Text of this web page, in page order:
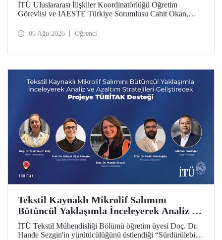
İTÜ Uluslararası İlişkiler Koordinatörlüğü Öğretim
Görevlisi ve IAESTE Türkiye Sorumlusu Cahit Okan,
Temmuz tarihlerinde ABD’de dünyanın önde gelen
06 Ağu 2026 Öğrenci
Tekstil Kaynaklı Mikrolif Salımını
Bütüncül Yaklaşımla İnceleyerek Analiz ve
Azaltım Stratejileri Geliştirecek Projeye
TÜBİTAK Desteği
İTÜ Tekstil Mühendisliği Bölümü öğretim üyesi Doç. Dr.
Hande Sezgin'in yürütücülüğünü üstlendiği “Sürdürülebilir